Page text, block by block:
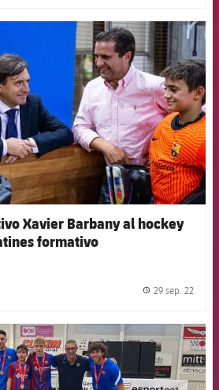
FCB Barcelona badge
Xavier Barbany al hockey
formativo
29 sep. 22
FCB Barcelona badge